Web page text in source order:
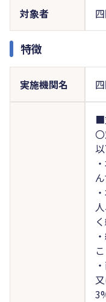
対象者
特徴
実施機関名
■